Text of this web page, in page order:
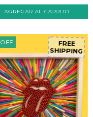
OFF FREE
SHIPPING